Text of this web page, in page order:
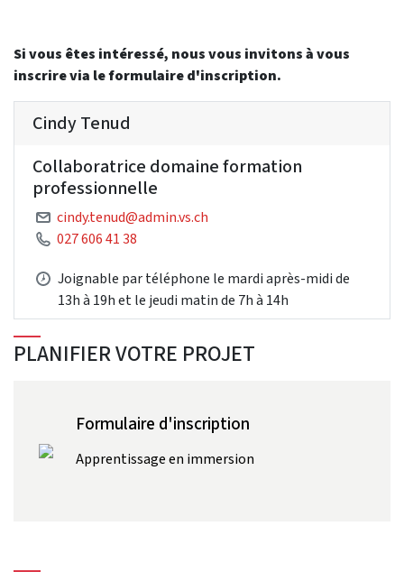
Si vous êtes intéressé, nous vous invitons à vous
inscrire via le formulaire d'inscription.
Cindy Tenud
Collaboratrice domaine formation
professionnelle
cindy.tenud@admin.vs.ch
027 606 41 38
Joignable par téléphone le mardi après-midi de
13h à 19h et le jeudi matin de 7h à 14h
PLANIFIER VOTRE PROJET
Formulaire d'inscription
Apprentissage en immersion